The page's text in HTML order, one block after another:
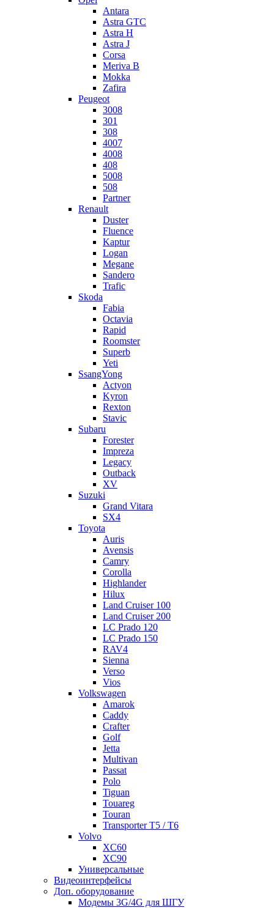
Antara
Astra GTC
Astra H
Astra J
Corsa
Meriva B
Mokka
Zafira
Peugeot
3008
301
308
4007
4008
408
5008
508
Partner
Renault
Duster
Fluence
Kaptur
Logan
Megane
Sandero
Trafic
Skoda
Fabia
Octavia
Rapid
Roomster
Superb
Yeti
SsangYong
Actyon
Kyron
Rexton
Stavic
Subaru
Forester
Impreza
Legacy
Outback
XV
Suzuki
Grand Vitara
SX4
Toyota
Auris
Avensis
Camry
Corolla
Highlander
Hilux
Land Cruiser 100
Land Cruiser 200
LC Prado 120
LC Prado 150
RAV4
Sienna
Verso
Vios
Volkswagen
Amarok
Caddy
Crafter
Golf
Jetta
Multivan
Passat
Polo
Tiguan
Touareg
Touran
Transporter T5 / T6
Volvo
XC60
XC90
Универсальные
Видеоинтерфейсы
Доп. оборудование
Модемы 3G/4G для ШГУ